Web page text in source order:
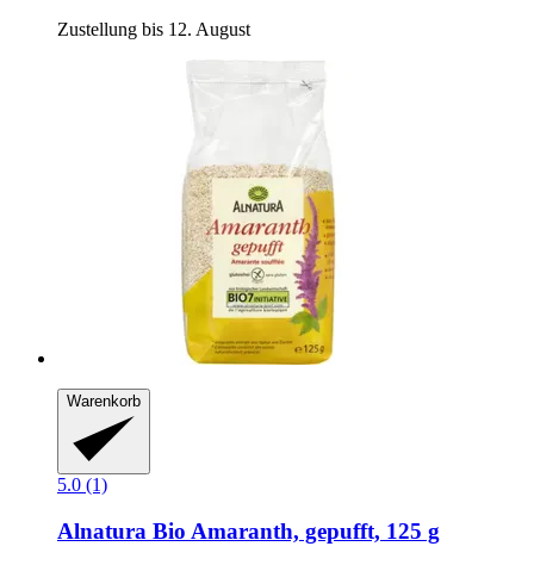
Zustellung bis 12. August
Warenkorb
5.0 (1)
Alnatura Bio Amaranth, gepufft, 125 g